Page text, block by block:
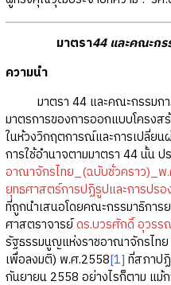
มาตรา44 และคณะก
ความนำ
มาตรา 44 และคณะกรรมกา
มาตรการของการออกแบบโครงส
ในห้วงวิกฤตการณ์และการเปลี่ยน
การใช้อำนาจตามมาตรา 44 นั้น ป
อาณาจักรไทย_(ฉบับชั่วคราว)_
ยุทธศาสตร์การปฏิรูปและการปรอ
ที่ถูกนำเสนอโดยคณะกรรมาธิกา
ศาสตราจารย์ดร.บวรศักดิ์ อุวร
รัฐธรรมนูญแห่งราชอาณาจักรไท
เพื่อลงมติ) พ.ศ.2558[1] ที่สภาป
กันยายน 2558 อย่างไรก็ตาม แม้